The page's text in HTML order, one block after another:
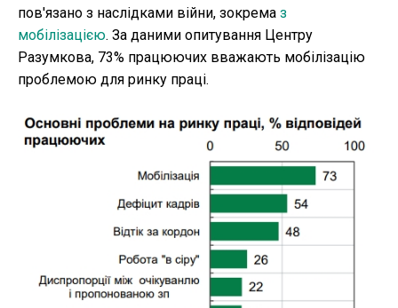
пов'язано з наслідками війни, зокрема з
мобілізацією. За даними опитування Центру
Разумкова, 73% працюючих вважають мобілізацію
проблемою для ринку праці.